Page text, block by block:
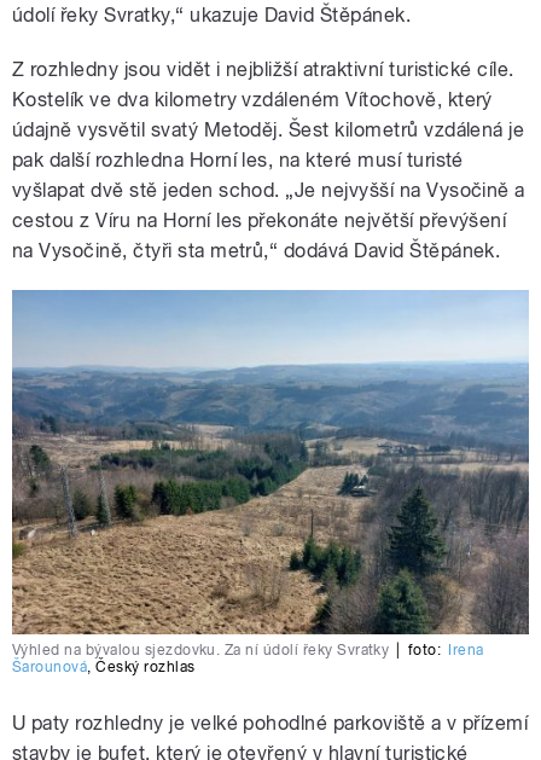
údolí řeky Svratky,“ ukazuje David Štěpánek.
Z rozhledny jsou vidět i nejbližší atraktivní turistické cíle.
Kostelík ve dva kilometry vzdáleném Vítochově, který
údajně vysvětil svatý Metoděj. Šest kilometrů vzdálená je
pak další rozhledna Horní les, na které musí turisté
vyšlapat dvě stě jeden schod. „Je nejvyšší na Vysočině a
cestou z Víru na Horní les překonáte největší převýšení
na Vysočině, čtyři sta metrů,“ dodává David Štěpánek.
Výhled na bývalou sjezdovku. Za ní údolí řeky Svratky foto:
Irena
Šarounová,Český rozhlas
U paty rozhledny je velké pohodlné parkoviště a v přízemí
stavby je bufet, který je otevřený v hlavní turistické